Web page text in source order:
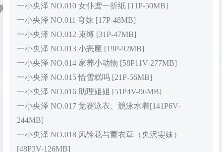
一小央泽 NO.010 女仆鸢一折纸 [11P-50MB]
一小央泽 NO.011 穹妹 [17P-48MB]
一小央泽 NO.012 束缚 [31P-47MB]
一小央泽 NO.013 小恶魔 [19P-92MB]
一小央泽 NO.014 家养小动物 [58P11V-277MB]
一小央泽 NO.015 恰雪糕吗 [21P-56MB]
一小央泽 NO.016 助理姐姐 [51P4V-96MB]
一小央泽 NO.017 竞赛泳衣、競泳水着[141P6V-
244MB]
一小央泽 NO.018 风铃花与薰衣草（央沢雯妹）
[48P3V-126MB]